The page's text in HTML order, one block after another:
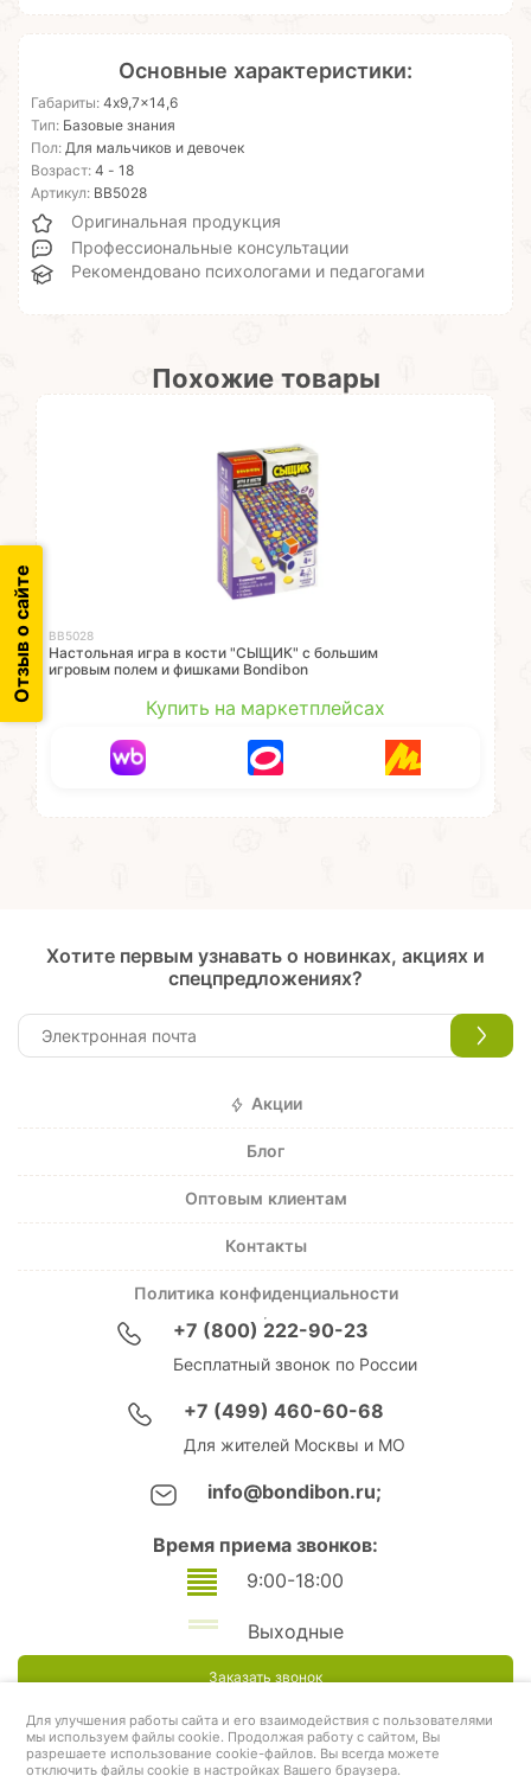
Основные характеристики:
Габариты: 4x9,7x14,6
Тип: Базовые знания
Пол: Для мальчиков и девочек
Возраст: 4 - 18
Артикул: ВВ5028
Оригинальная продукция
Профессиональные консультации
Рекомендовано психологами и педагогами
Похожие товары
ВВ5028
Настольная игра в кости "СЫЩИК" с большим
игровым полем и фишками Bondibon
Купить на маркетплейсах
Отзыв о сайте
Хотите первым узнавать о новинках, акциях и
спецпредложениях?
Акции
Блог
Оптовым клиентам
Контакты
Политика конфиденциальности
+7 (800) 222-90-23
Бесплатный звонок по России
+7 (499) 460-60-68
Для жителей Москвы и МО
info@bondibon.ru;
Время приема звонков:
9:00-18:00
Выходные
Заказать звонок
Для улучшения работы сайта и его взаимодействия с пользователями
мы используем файлы cookie. Продолжая работу с сайтом, Вы
разрешаете использование cookie-файлов. Вы всегда можете
отключить файлы cookie в настройках Вашего браузера.